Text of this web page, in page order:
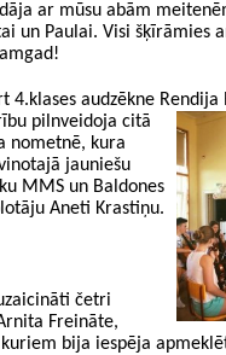
ar mūsu abām
un Paulai. Visi šķīrāmies
4.klases audzēkne Rendija
pilnveidoja citā
nometnē, kura
jauniešu
MMS un Baldones
Aneti Krastiņu.
četri
Freināte,
bija iespēja